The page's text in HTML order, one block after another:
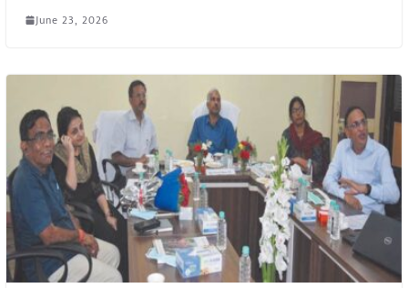
June 23, 2026